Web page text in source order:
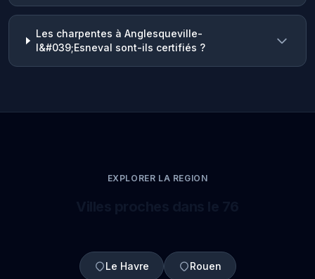
Les charpentes à Anglesqueville-
l&#039;Esneval sont-ils certifiés ?
EXPLORER LA REGION
Le Havre Rouen